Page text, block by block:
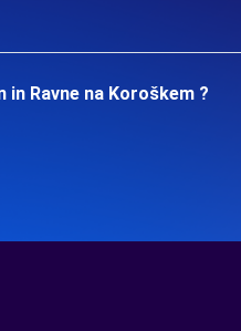
Ravne na Koroškem ?